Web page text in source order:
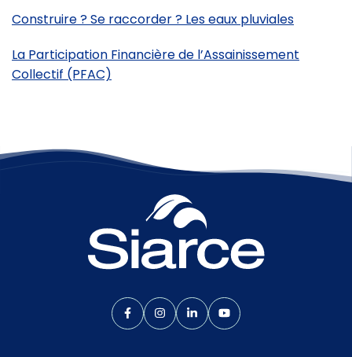
Construire ? Se raccorder ? Les eaux pluviales
La Participation Financière de l’Assainissement
Collectif (PFAC)
Lien vers le compte Facebook
Lien vers le compte Instagram
Lien vers le compte Linkedin
Lien vers la chaîne